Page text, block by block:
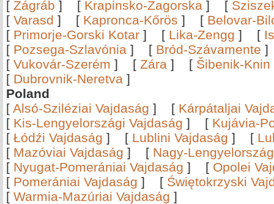
[ Zágráb ] [ Krapinsko-Zagorska ] [
[ Varasd ] [ Kapronca-Kőrös ] [ Belovar-
[ Primorje-Gorski Kotar ] [ Lika-Zengg ] [
[ Pozsega-Szlavónia ] [ Bród-Szávamente
[ Vukovár-Szerém ] [ Zára ] [ Šibenik-Knin
[ Dubrovnik-Neretva ]
Poland
[ Alsó-Sziléziai Vajdaság ] [ Kárpátaljai
[ Kis-Lengyelországi Vajdaság ] [ Kujávia-
[ Łódźi Vajdaság ] [ Lublini Vajdaság ] [
[ Mazóviai Vajdaság ] [ Nagy-
[ Nyugat-Pomerániai Vajdaság ] [ Opolei
[ Pomerániai Vajdaság ] [ Świętokrzyski
[ Warmia-Mazúriai Vajdaság ]